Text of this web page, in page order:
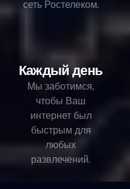
сеть Ростелеком.
Каждый день
Мы заботимся,
чтобы Ваш
интернет был
быстрым для
любых
развлечений.